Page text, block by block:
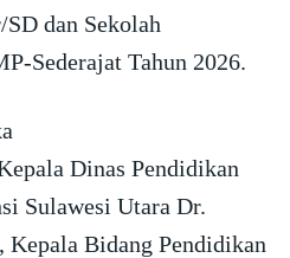
dan Sekolah
Sederajat Tahun 2026.
Dinas Pendidikan
Sulawesi Utara Dr.
Bidang Pendidikan